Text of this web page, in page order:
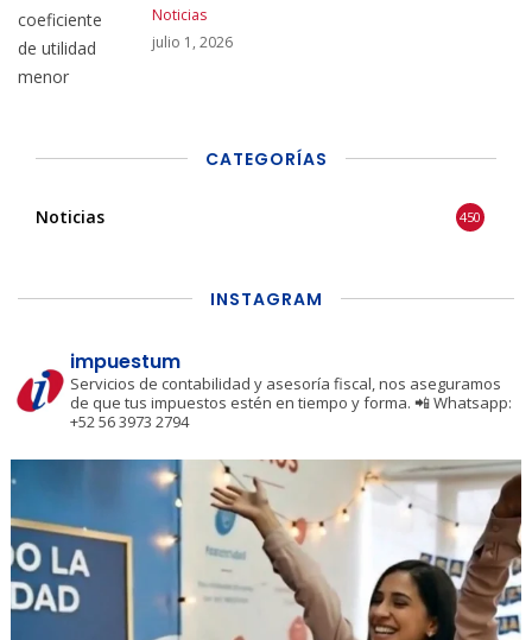
Noticias
julio 1, 2026
CATEGORÍAS
Noticias 450
INSTAGRAM
impuestum
Servicios de contabilidad y asesoría fiscal, nos aseguramos
de que tus impuestos estén en tiempo y forma. 📲 Whatsapp:
+52 56 3973 2794